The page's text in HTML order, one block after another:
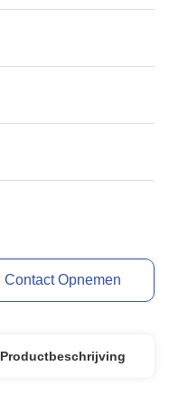
Contact Opnemen
Productbeschrijving